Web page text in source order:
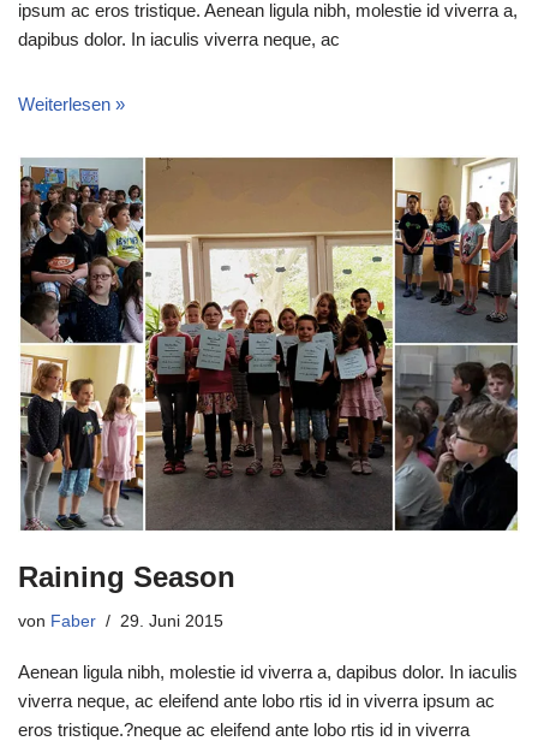
ipsum ac eros tristique. Aenean ligula nibh, molestie id viverra a,
dapibus dolor. In iaculis viverra neque, ac
Weiterlesen »
Raining Season
von Faber 29. Juni 2015
Aenean ligula nibh, molestie id viverra a, dapibus dolor. In iaculis
viverra neque, ac eleifend ante lobo rtis id in viverra ipsum ac
eros tristique.?neque ac eleifend ante lobo rtis id in viverra